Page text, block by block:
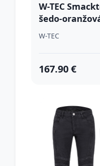
W-TEC
šedo-
W-TEC
167.90 €